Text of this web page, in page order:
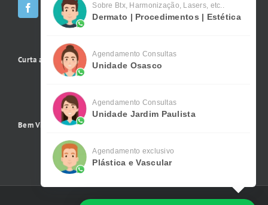
Curta a gente no Facebook
Bem Vindo !
Sobre Btx, Harmonização, Lasers, etc..
Dermato | Procedimentos | Estética
Agendamento Consultas
Unidade Osasco
Agendamento Consultas
Unidade Jardim Paulista
Agendamento exclusivo
Plástica e Vascular